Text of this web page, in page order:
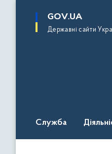
основного
GOV.UA
Державні сайти
Служба